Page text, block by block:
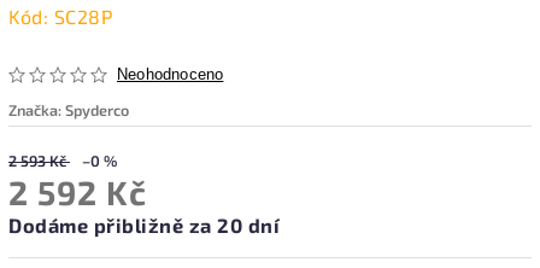
Kód: SC28P
Neohodnoceno
Značka:Spyderco
2 593 Kč –0 %
2 592 Kč
Dodáme přibližně za 20 dní